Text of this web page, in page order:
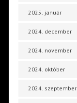
2025. január
2024. december
2024. november
2024. október
2024. szeptember